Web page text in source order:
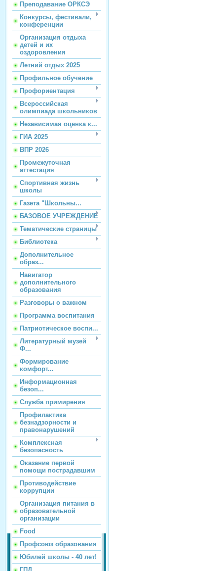
Преподавание ОРКСЭ
Конкурсы, фестивали,
конференции
Организация отдыха
детей и их
оздоровления
Летний отдых 2025
Профильное обучение
Профориентация
Всероссийская
олимпиада школьников
Независимая оценка к...
ГИА 2025
ВПР 2026
Промежуточная
аттестация
Спортивная жизнь
школы
Газета "Школьны...
БАЗОВОЕ УЧРЕЖДЕНИЕ
Тематические страницы
Библиотека
Дополнительное
образ...
Навигатор
дополнительного
образования
Разговоры о важном
Программа воспитания
Патриотическое воспи...
Литературный музей
Ф...
Формирование
комфорт...
Информационная
безоп...
Служба примирения
Профилактика
безнадзорности и
правонарушений
Комплексная
безопасность
Оказание первой
помощи пострадавшим
Противодействие
коррупции
Организация питания в
образовательной
организации
Food
Профсоюз образования
Юбилей школы - 40 лет!